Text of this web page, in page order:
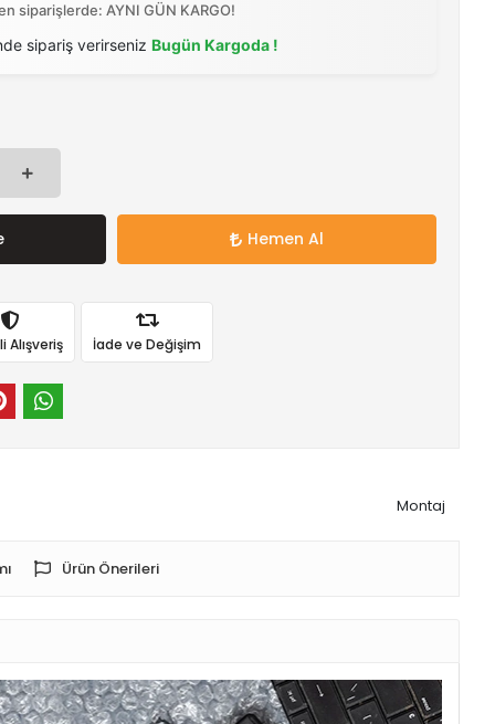
siparişlerde: AYNI GÜN KARGO!
sipariş verirseniz Bugün Kargoda !
Hemen Al
Alışveriş İade ve Değişim
Montaj
Ürün Önerileri